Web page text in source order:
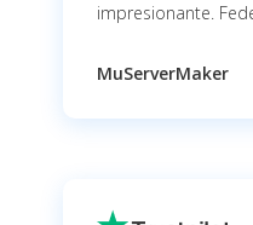
impresionante.
MuServerMaker